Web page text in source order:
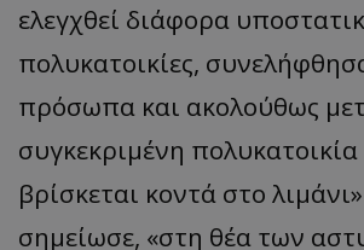
ελεγχθεί διάφορα
πολυκατοικίες,
πρόσωπα και ακολούθως
συγκεκριμένη
βρίσκεται κοντά στο
σημείωσε, «στη θέα των